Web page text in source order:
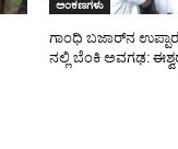
ಅಂಕಣಗಳು
ಗಾಂಧಿ ಬಜಾರ್‌ನ
ನಲ್ಲಿ ಬೆಂಕಿ ಅವಗಢ: